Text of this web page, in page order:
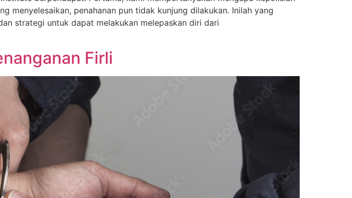
menyelesaikan, penahanan pun tidak kunjung dilakukan. Inilah yang
strategi untuk dapat melakukan melepaskan diri dari
Firli